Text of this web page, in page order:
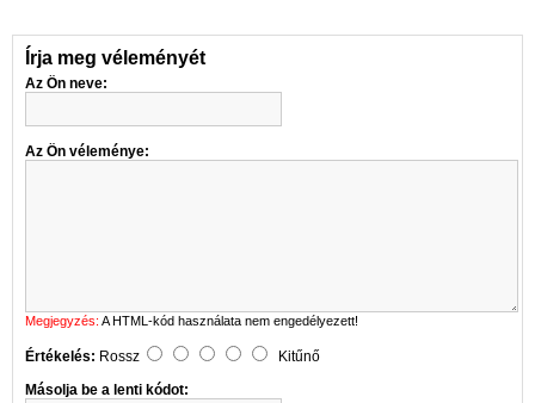
Írja meg véleményét
Az Ön neve:
Az Ön véleménye:
Megjegyzés: A HTML-kód használata nem engedélyezett!
Értékelés: Rossz
Kitűnő
Másolja be a lenti kódot: